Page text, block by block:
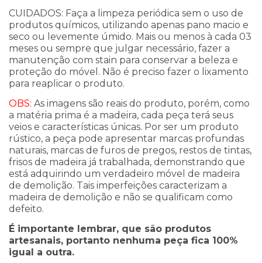
CUIDADOS: Faça a limpeza periódica sem o uso de
produtos químicos, utilizando apenas pano macio e
seco ou levemente úmido. Mais ou menos à cada 03
meses ou sempre que julgar necessário, fazer a
manutenção com stain para conservar a beleza e
proteção do móvel. Não é preciso fazer o lixamento
para reaplicar o produto.
OBS: As imagens são reais do produto, porém, como
a matéria prima é a madeira, cada peça terá seus
veios e características únicas. Por ser um produto
rústico, a peça pode apresentar marcas profundas
naturais, marcas de furos de pregos, restos de tintas,
frisos de madeira já trabalhada, demonstrando que
está adquirindo um verdadeiro móvel de madeira
de demolição. Tais imperfeições caracterizam a
madeira de demolição e não se qualificam como
defeito.
É importante lembrar, que são produtos
artesanais, portanto nenhuma peça fica 100%
igual a outra.